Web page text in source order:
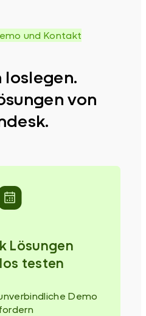
und Kontakt
loslegen.
von
Lösungen
testen
Demo